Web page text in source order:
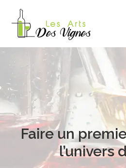
Faire un
l’univers